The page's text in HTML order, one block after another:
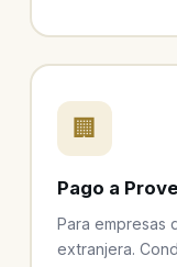
🏢
Pago a
Para empresas
extranjera.